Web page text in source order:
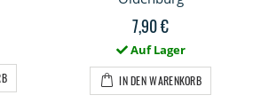
7,90 €
Auf Lager
IN DEN WARENKORB